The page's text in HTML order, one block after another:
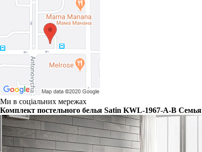
Ми в соціальних мережах
Комплект постельного белья Satin KWL-1967-A-B Семья